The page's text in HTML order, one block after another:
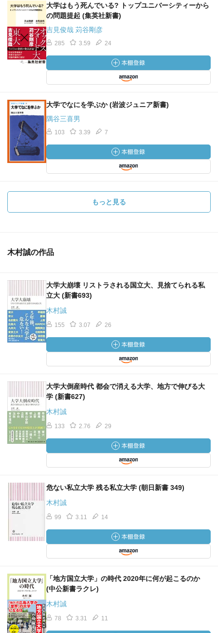
大学はもう死んでいる? トップユニバーシティーから
の問題提起 (集英社新書)
吉見俊哉 苅谷剛彦
285 3.59 24
大学でなにを学ぶか (岩波ジュニア新書)
隅谷三喜男
103 3.39 7
もっと見る
木村誠の作品
大学大崩壊 リストラされる国立大、見捨てられる私
立大 (新書693)
木村誠
155 3.07 26
大学大倒産時代 都会で消える大学、地方で伸びる大
学 (新書627)
木村誠
133 2.76 29
危ない私立大学 残る私立大学 (朝日新書 349)
木村誠
99 3.11 14
「地方国立大学」の時代 2020年に何が起こるのか
(中公新書ラクレ)
木村誠
78 3.31 11